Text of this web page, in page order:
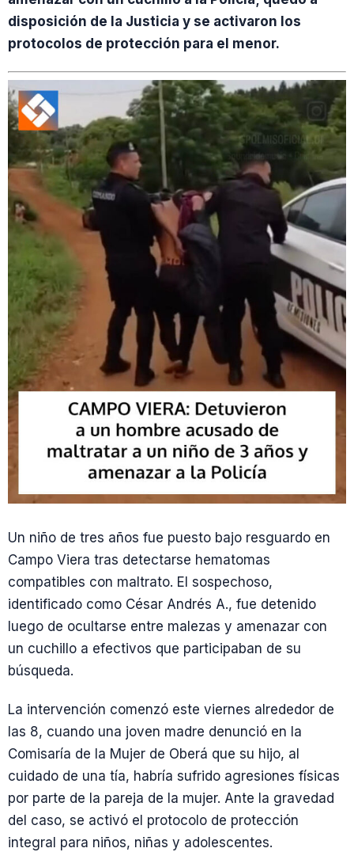
disposición de la Justicia y se activaron los
protocolos de protección para el menor.
Un niño de tres años fue puesto bajo resguardo en
Campo Viera tras detectarse hematomas
compatibles con maltrato. El sospechoso,
identificado como César Andrés A., fue detenido
luego de ocultarse entre malezas y amenazar con
un cuchillo a efectivos que participaban de su
búsqueda.
La intervención comenzó este viernes alrededor de
las 8, cuando una joven madre denunció en la
Comisaría de la Mujer de Oberá que su hijo, al
cuidado de una tía, habría sufrido agresiones físicas
por parte de la pareja de la mujer. Ante la gravedad
del caso, se activó el protocolo de protección
integral para niños, niñas y adolescentes.